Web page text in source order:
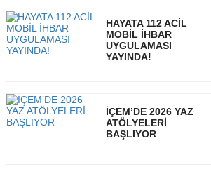
HAYATA 112 ACİL
MOBİL İHBAR
UYGULAMASI
YAYINDA!
İÇEM’DE 2026 YAZ
ATÖLYELERİ
BAŞLIYOR